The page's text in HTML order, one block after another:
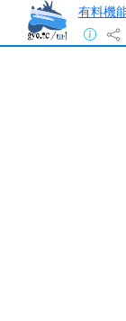
有料機